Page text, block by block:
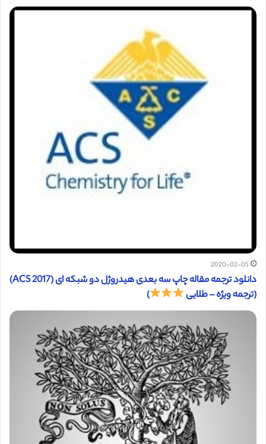
2020-02-05
دانلود ترجمه مقاله چاپ سه بعدی هیدروژل دو شبکه ای (ACS 2017)
(ترجمه ویژه – طلایی
)